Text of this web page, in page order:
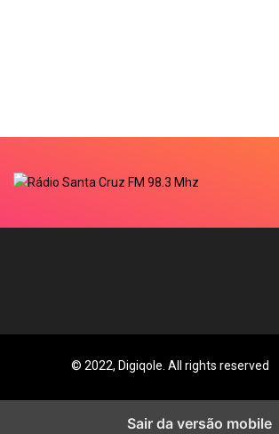
© 2022, Digiqole. All rights reserved
Sair da versão mobile